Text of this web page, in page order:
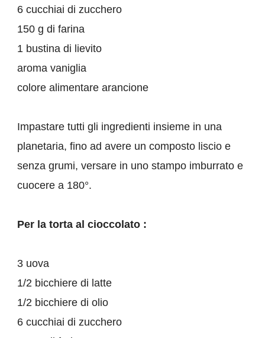
6 cucchiai di zucchero
150 g di farina
1 bustina di lievito
aroma vaniglia
colore alimentare arancione
Impastare tutti gli ingredienti insieme in una
planetaria, fino ad avere un composto liscio e
senza grumi, versare in uno stampo imburrato e
cuocere a 180°.
Per la torta al cioccolato :
3 uova
1/2 bicchiere di latte
1/2 bicchiere di olio
6 cucchiai di zucchero